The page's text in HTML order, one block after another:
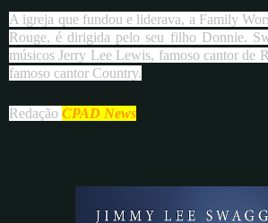
A igreja que fundou e liderava, a Family
Rouge, é dirigida pelo seu filho Donnie.
músicos Jerry Lee Lewis, famoso cantor de
famoso cantor Country.
Redação CPAD News